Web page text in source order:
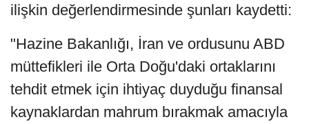
ilişkin değerlendirmesinde şunları kaydetti:
"Hazine Bakanlığı, İran ve ordusunu ABD
müttefikleri ile Orta Doğu'daki ortaklarını
tehdit etmek için ihtiyaç duyduğu finansal
kaynaklardan mahrum bırakmak amacıyla